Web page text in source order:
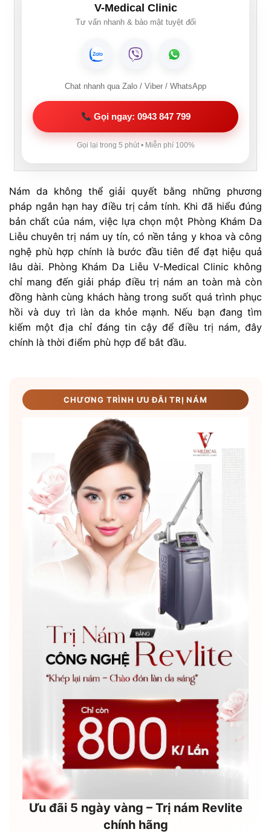
V-Medical Clinic
Tư vấn nhanh & bảo mật tuyệt đối
Chat nhanh qua Zalo / Viber / WhatsApp
Gọi ngay: 0943 847 799
Gọi lại trong 5 phút • Miễn phí 100%
Nám da không thể giải quyết bằng những phương
pháp ngắn hạn hay điều trị cảm tính. Khi đã hiểu đúng
bản chất của nám, việc lựa chọn một Phòng Khám Da
Liễu chuyên trị nám uy tín, có nền tảng y khoa và công
nghệ phù hợp chính là bước đầu tiên để đạt hiệu quả
lâu dài. Phòng Khám Da Liễu V-Medical Clinic không
chỉ mang đến giải pháp điều trị nám an toàn mà còn
đồng hành cùng khách hàng trong suốt quá trình phục
hồi và duy trì làn da khỏe mạnh. Nếu bạn đang tìm
kiếm một địa chỉ đáng tin cậy để điều trị nám, đây
chính là thời điểm phù hợp để bắt đầu.
CHƯƠNG TRÌNH ƯU ĐÃI TRỊ NÁM
Ưu đãi 5 ngày vàng – Trị nám Revlite
chính hãng